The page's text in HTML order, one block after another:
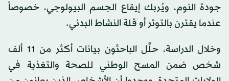
جودة النوم، ويُربك إيقاع الجسم البيولوجي، خصوصاً
عندما يقترن بالتوتر أو قلة النشاط البدني.
وخلال الدراسة، حلَّل الباحثون بيانات أكثر من 11 ألف
شخص ضمن المسح الوطني للصحة والتغذية في